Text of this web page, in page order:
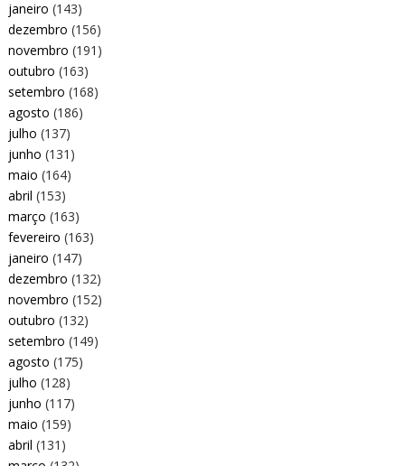
janeiro (143)
dezembro (156)
novembro (191)
outubro (163)
setembro (168)
agosto (186)
julho (137)
junho (131)
maio (164)
abril (153)
março (163)
fevereiro (163)
janeiro (147)
dezembro (132)
novembro (152)
outubro (132)
setembro (149)
agosto (175)
julho (128)
junho (117)
maio (159)
abril (131)